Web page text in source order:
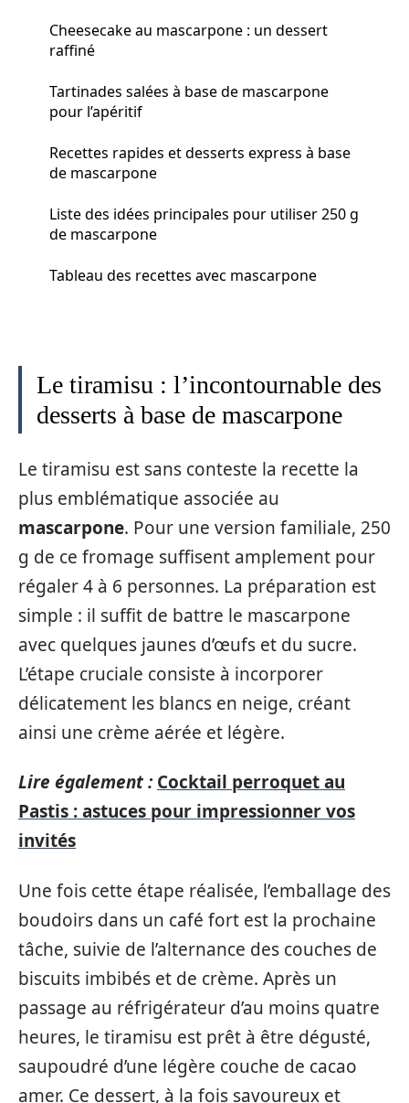
Cheesecake au mascarpone : un dessert
raffiné
Tartinades salées à base de mascarpone
pour l’apéritif
Recettes rapides et desserts express à base
de mascarpone
Liste des idées principales pour utiliser 250 g
de mascarpone
Tableau des recettes avec mascarpone
Le tiramisu : l’incontournable des
desserts à base de mascarpone
Le tiramisu est sans conteste la recette la
plus emblématique associée au
mascarpone. Pour une version familiale, 250
g de ce fromage suffisent amplement pour
régaler 4 à 6 personnes. La préparation est
simple : il suffit de battre le mascarpone
avec quelques jaunes d’œufs et du sucre.
L’étape cruciale consiste à incorporer
délicatement les blancs en neige, créant
ainsi une crème aérée et légère.
Lire également : Cocktail perroquet au
Pastis : astuces pour impressionner vos
invités
Une fois cette étape réalisée, l’emballage des
boudoirs dans un café fort est la prochaine
tâche, suivie de l’alternance des couches de
biscuits imbibés et de crème. Après un
passage au réfrigérateur d’au moins quatre
heures, le tiramisu est prêt à être dégusté,
saupoudré d’une légère couche de cacao
amer. Ce dessert, à la fois savoureux et